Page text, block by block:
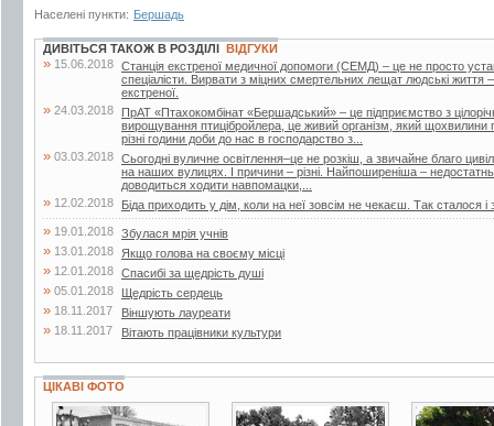
Населені пункти: Бершадь
ДИВІТЬСЯ ТАКОЖ В РОЗДІЛІ ВІДГУКИ
» 15.06.2018 Станція екстреної медичної допомоги (СЕМД) – це не просто
спеціалісти. Вирвати з міцних смертельних лещат людські життя
екстреної.
» 24.03.2018
ПрАТ «Птахокомбінат «Бершадський» – це підприємство з
вирощування птицібройлера, це живий організм, який щохвилини
різні години доби до нас в господарство з...
» 03.03.2018 Сьогодні вуличне освітлення–це не розкіш, а звичайне благо
на наших вулицях. І причини – різні. Найпоширеніша –
доводиться ходити навпомацки,...
» 12.02.2018 Біда приходить у дім, коли на неї зовсім не чекаєш. Так сталося
» 19.01.2018 Збулася мрія учнів
» 13.01.2018 Якщо голова на своєму місці
» 12.01.2018 Спасибі за щедрість душі
» 05.01.2018 Щедрість сердець
» 18.11.2017 Віншують лауреати
» 18.11.2017 Вітають працівники культури
ЦІКАВІ ФОТО
2 фото 2 фото 19 фото